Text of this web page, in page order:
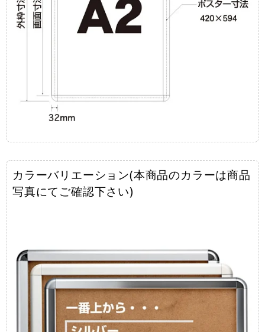
カラーバリエーション(本商品のカラーは商品
写真にてご確認下さい)